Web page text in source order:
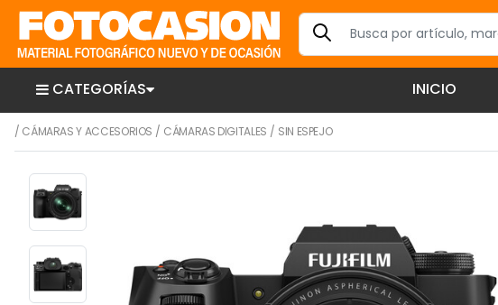
CATEGORÍAS INICIO
/ CÁMARAS Y ACCESORIOS / CÁMARAS DIGITALES / SIN ESPEJO